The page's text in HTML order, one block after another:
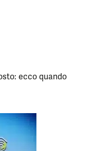
ecco quando